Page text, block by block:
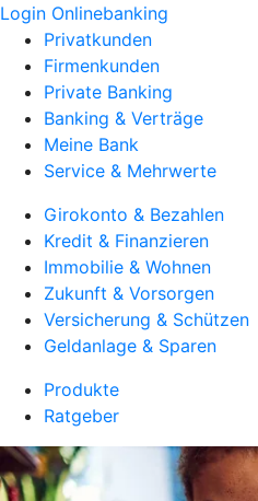
Login Onlinebanking
Privatkunden
Firmenkunden
Private Banking
Banking & Verträge
Meine Bank
Service & Mehrwerte
Girokonto & Bezahlen
Kredit & Finanzieren
Immobilie & Wohnen
Zukunft & Vorsorgen
Versicherung & Schützen
Geldanlage & Sparen
Produkte
Ratgeber